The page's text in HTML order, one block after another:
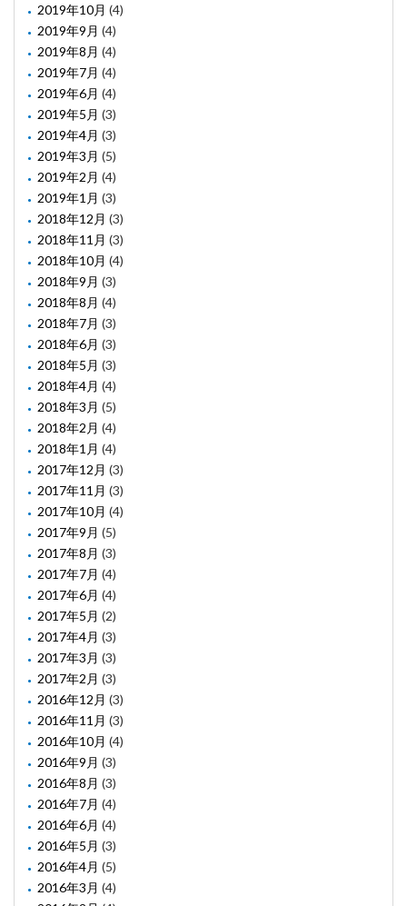
2019年10月 (4)
2019年9月 (4)
2019年8月 (4)
2019年7月 (4)
2019年6月 (4)
2019年5月 (3)
2019年4月 (3)
2019年3月 (5)
2019年2月 (4)
2019年1月 (3)
2018年12月 (3)
2018年11月 (3)
2018年10月 (4)
2018年9月 (3)
2018年8月 (4)
2018年7月 (3)
2018年6月 (3)
2018年5月 (3)
2018年4月 (4)
2018年3月 (5)
2018年2月 (4)
2018年1月 (4)
2017年12月 (3)
2017年11月 (3)
2017年10月 (4)
2017年9月 (5)
2017年8月 (3)
2017年7月 (4)
2017年6月 (4)
2017年5月 (2)
2017年4月 (3)
2017年3月 (3)
2017年2月 (3)
2016年12月 (3)
2016年11月 (3)
2016年10月 (4)
2016年9月 (3)
2016年8月 (3)
2016年7月 (4)
2016年6月 (4)
2016年5月 (3)
2016年4月 (5)
2016年3月 (4)